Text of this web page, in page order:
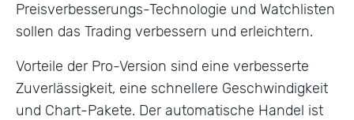
Preisverbesserungs-Technologie und Watchlisten
sollen das Trading verbessern und erleichtern.
Vorteile der Pro-Version sind eine verbesserte
Zuverlässigkeit, eine schnellere Geschwindigkeit
und Chart-Pakete. Der automatische Handel ist